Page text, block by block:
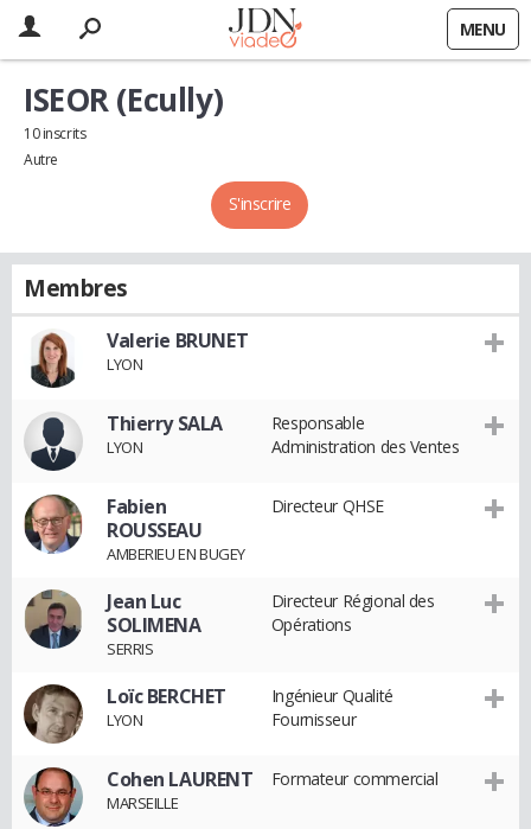
MENU
S'inscrire
ISEOR (Ecully)
10 inscrits
Autre
Membres
Valerie BRUNET
LYON
Thierry SALA
LYON
Responsable
Administration des Ventes
Fabien
ROUSSEAU
AMBERIEU EN BUGEY
Directeur QHSE
Jean Luc
SOLIMENA
SERRIS
Directeur Régional des
Opérations
Loïc BERCHET
LYON
Ingénieur Qualité
Fournisseur
Cohen LAURENT
MARSEILLE
Formateur commercial